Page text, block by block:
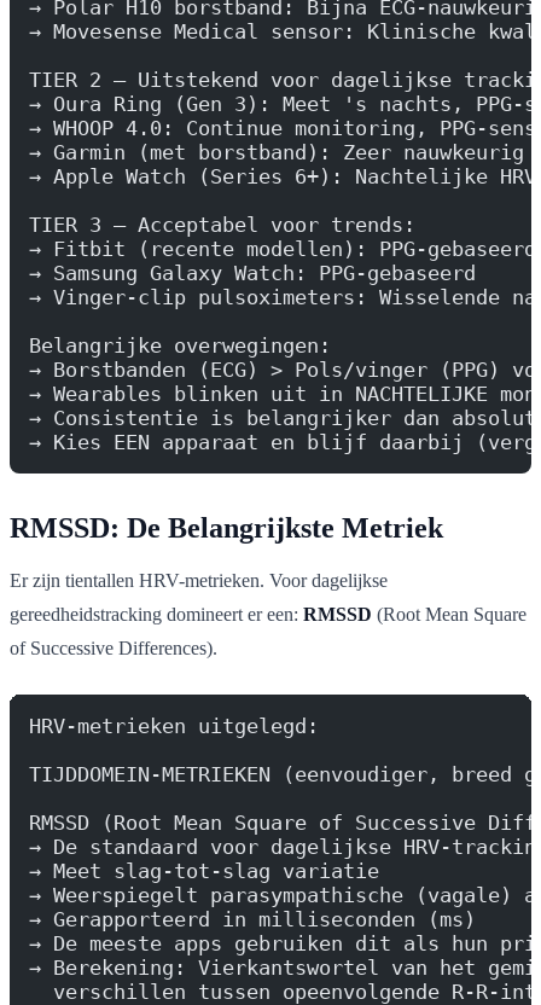
→ Polar H10 borstband: Bijna ECG-
→ Movesense Medical sensor: Klinische
TIER 2 — Uitstekend voor dagelijkse
→ Oura Ring (Gen 3): Meet 's nachts, PPG-
→ WHOOP 4.0: Continue monitoring, PPG-
→ Garmin (met borstband): Zeer nauwkeurig
→ Apple Watch (Series 6+): Nachtelijke HRV
TIER 3 — Acceptabel voor trends:
→ Fitbit (recente modellen): PPG-
→ Samsung Galaxy Watch: PPG-gebaseerd
→ Vinger-clip pulsoximeters: Wisselende
Belangrijke overwegingen:
→ Borstbanden (ECG) > Pols/vinger (PPG)
→ Wearables blinken uit in NACHTELIJKE
→ Consistentie is belangrijker dan
→ Kies EEN apparaat en blijf daarbij
RMSSD: De Belangrijkste Metriek
Er zijn tientallen HRV-metrieken. Voor dagelijkse
gereedheidstracking domineert er een: RMSSD (Root Mean Square
of Successive Differences).
HRV-metrieken uitgelegd:
TIJDDOMEIN-METRIEKEN (eenvoudiger,
RMSSD (Root Mean Square of Successive
→ De standaard voor dagelijkse HRV-
→ Meet slag-tot-slag variatie
→ Weerspiegelt parasympathische
→ Gerapporteerd in milliseconden (ms)
→ De meeste apps gebruiken dit als hun
→ Berekening: Vierkantswortel van het
verschillen tussen opeenvolgende R-R-